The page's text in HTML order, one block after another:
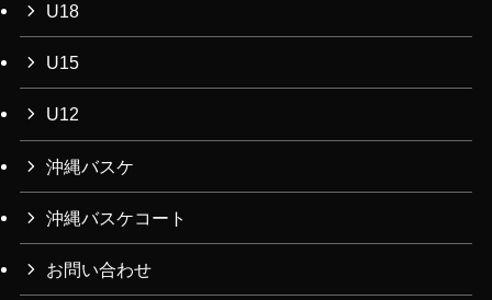
U18
U15
U12
沖縄バスケ
沖縄バスケコート
お問い合わせ